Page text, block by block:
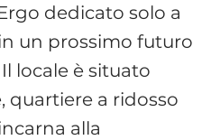
dedicato solo a
un prossimo futuro
locale è situato
quartiere a ridosso
alla